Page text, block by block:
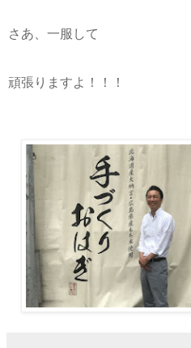
さあ、一服して
頑張りますよ！！！